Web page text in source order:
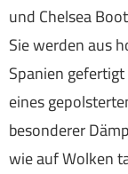
und Chelsea
Sie werden aus
Spanien
eines
besonderer
wie auf Wolken